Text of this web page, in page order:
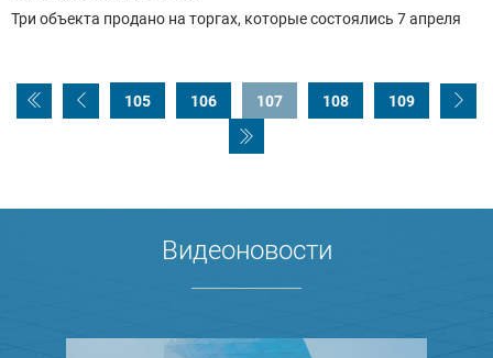
Три объекта продано на торгах, которые состоялись 7 апреля
105 106 107 108 109
Видеоновости